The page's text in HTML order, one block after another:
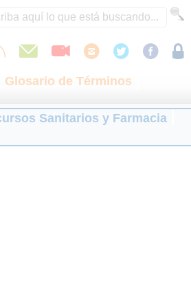
Glosario de Términos
Sanitarios y Farmacia